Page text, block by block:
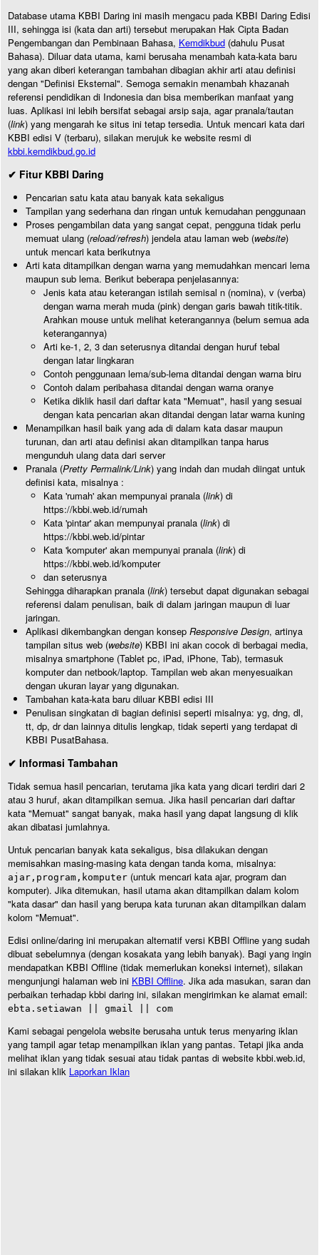
Database utama KBBI Daring ini masih mengacu pada KBBI Daring Edisi
III, sehingga isi (kata dan arti) tersebut merupakan Hak Cipta Badan
Pengembangan dan Pembinaan Bahasa, Kemdikbud (dahulu Pusat
Bahasa). Diluar data utama, kami berusaha menambah kata-kata baru
yang akan diberi keterangan tambahan dibagian akhir arti atau definisi
dengan "Definisi Eksternal". Semoga semakin menambah khazanah
referensi pendidikan di Indonesia dan bisa memberikan manfaat yang
luas. Aplikasi ini lebih bersifat sebagai arsip saja, agar pranala/tautan
(link) yang mengarah ke situs ini tetap tersedia. Untuk mencari kata dari
KBBI edisi V (terbaru), silakan merujuk ke website resmi di
kbbi.kemdikbud.go.id
✔ Fitur KBBI Daring
Pencarian satu kata atau banyak kata sekaligus
Tampilan yang sederhana dan ringan untuk kemudahan penggunaan
Proses pengambilan data yang sangat cepat, pengguna tidak perlu
memuat ulang (reload/refresh) jendela atau laman web (website)
untuk mencari kata berikutnya
Arti kata ditampilkan dengan warna yang memudahkan mencari lema
maupun sub lema. Berikut beberapa penjelasannya:
Jenis kata atau keterangan istilah semisal n (nomina), v (verba)
dengan warna merah muda (pink) dengan garis bawah titik-titik.
Arahkan mouse untuk melihat keterangannya (belum semua ada
keterangannya)
Arti ke-1, 2, 3 dan seterusnya ditandai dengan huruf tebal
dengan latar lingkaran
Contoh penggunaan lema/sub-lema ditandai dengan warna biru
Contoh dalam peribahasa ditandai dengan warna oranye
Ketika diklik hasil dari daftar kata "Memuat", hasil yang sesuai
dengan kata pencarian akan ditandai dengan latar warna kuning
Menampilkan hasil baik yang ada di dalam kata dasar maupun
turunan, dan arti atau definisi akan ditampilkan tanpa harus
mengunduh ulang data dari server
Pranala (Pretty Permalink/Link) yang indah dan mudah diingat untuk
definisi kata, misalnya :
Kata 'rumah' akan mempunyai pranala (link) di
https://kbbi.web.id/rumah
Kata 'pintar' akan mempunyai pranala (link) di
https://kbbi.web.id/pintar
Kata 'komputer' akan mempunyai pranala (link) di
https://kbbi.web.id/komputer
dan seterusnya
Sehingga diharapkan pranala (link) tersebut dapat digunakan sebagai
referensi dalam penulisan, baik di dalam jaringan maupun di luar
jaringan.
Aplikasi dikembangkan dengan konsep Responsive Design, artinya
tampilan situs web (website) KBBI ini akan cocok di berbagai media,
misalnya smartphone (Tablet pc, iPad, iPhone, Tab), termasuk
komputer dan netbook/laptop. Tampilan web akan menyesuaikan
dengan ukuran layar yang digunakan.
Tambahan kata-kata baru diluar KBBI edisi III
Penulisan singkatan di bagian definisi seperti misalnya: yg, dng, dl,
tt, dp, dr dan lainnya ditulis lengkap, tidak seperti yang terdapat di
KBBI PusatBahasa.
✔ Informasi Tambahan
Tidak semua hasil pencarian, terutama jika kata yang dicari terdiri dari 2
atau 3 huruf, akan ditampilkan semua. Jika hasil pencarian dari daftar
kata "Memuat" sangat banyak, maka hasil yang dapat langsung di klik
akan dibatasi jumlahnya.
Untuk pencarian banyak kata sekaligus, bisa dilakukan dengan
memisahkan masing-masing kata dengan tanda koma, misalnya:
ajar,program,komputer (untuk mencari kata ajar, program dan
komputer). Jika ditemukan, hasil utama akan ditampilkan dalam kolom
"kata dasar" dan hasil yang berupa kata turunan akan ditampilkan dalam
kolom "Memuat".
Edisi online/daring ini merupakan alternatif versi KBBI Offline yang sudah
dibuat sebelumnya (dengan kosakata yang lebih banyak). Bagi yang ingin
mendapatkan KBBI Offline (tidak memerlukan koneksi internet), silakan
mengunjungi halaman web ini KBBI Offline. Jika ada masukan, saran dan
perbaikan terhadap kbbi daring ini, silakan mengirimkan ke alamat email:
ebta.setiawan || gmail || com
Kami sebagai pengelola website berusaha untuk terus menyaring iklan
yang tampil agar tetap menampilkan iklan yang pantas. Tetapi jika anda
melihat iklan yang tidak sesuai atau tidak pantas di website kbbi.web.id,
ini silakan klik Laporkan Iklan